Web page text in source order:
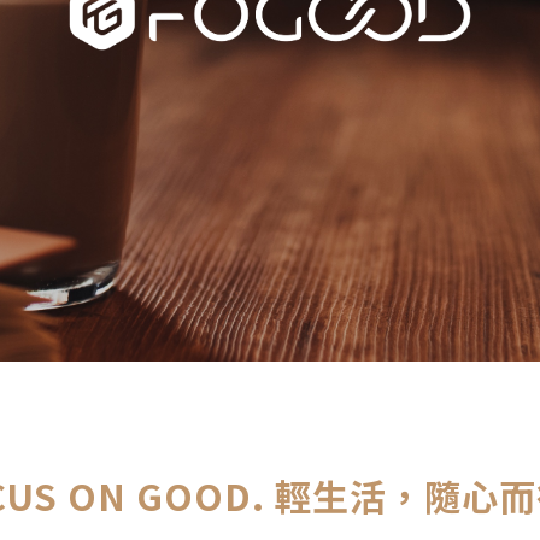
ON GOOD. 輕生活，隨心